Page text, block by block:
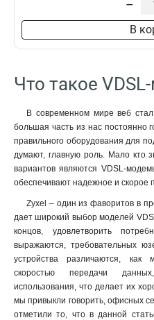
–
В
Что такое
В современном мире веб
большая часть из нас постоянно
правильного оборудования для
думают, главную роль. Мало кто
вариантов являются VDSL-
обеспечивают надежное и скорое
Zyxel – один из фаворитов в
дает широкий выбор моделей
концов, удовлетворить
выражаются, требовательных
устройства различаются, как
скоростью передачи
использования, что делает их
мы привыкли говорить, офисных
отметили то, что в данной